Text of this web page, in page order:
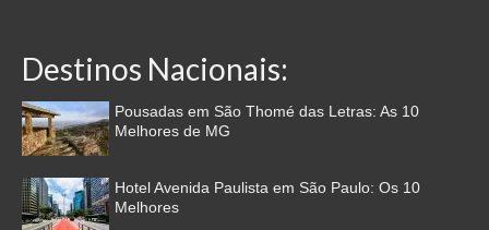
Destinos Nacionais:
Pousadas em São Thomé das Letras: As 10
Melhores de MG
Hotel Avenida Paulista em São Paulo: Os 10
Melhores